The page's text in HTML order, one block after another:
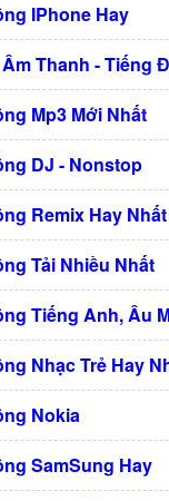
IPhone Hay
Thanh - Tiếng
Mp3 Mới Nhất
DJ - Nonstop
Remix Hay Nhất
Tải Nhiều Nhất
Tiếng Anh, Âu
Nhạc Trẻ Hay
Nokia
SamSung Hay